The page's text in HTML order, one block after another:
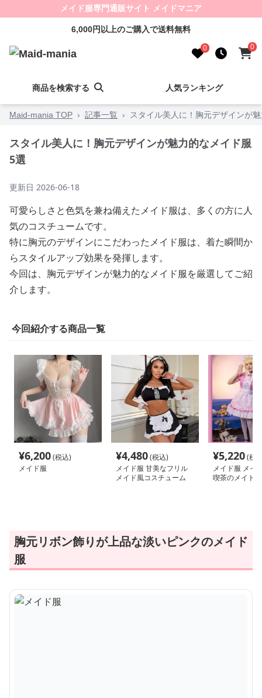
メイド服専門通販サイト メイドマニア
6,000円以上のご購入で送料無料
0 0
商品を検索する 人気ランキング
Maid-mania TOP › 記事一覧 › スタイル美人に！胸元デザインが
スタイル美人に！胸元デザインが魅力的なメイド服
5選
更新日 2026-06-18
可愛らしさと色気を兼ね備えたメイド服は、多くの方に人
気のコスチュームです。
特に胸元のデザインにこだわったメイド服は、着た瞬間か
らスタイルアップ効果を発揮します。
今回は、胸元デザインが魅力的なメイド服を厳選してご紹
介します。
今回紹介する商品一覧
¥6,200(税込)
メイド服
¥4,480(税込)
メイド服 甘美なフリル
メイド風コスチューム
¥5,220(税
メイド服 メイ
喫茶のメイド
胸元リボン飾りが上品な淡いピンクのメイド
服